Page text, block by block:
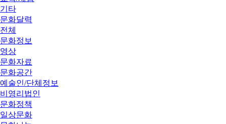
기타
문화달력
전체
문화정보
영상
문화자료
문화공간
예술인/단체정보
비영리법인
문화정책
일상문화